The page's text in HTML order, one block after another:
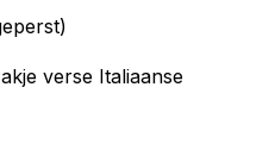
verse Italiaanse